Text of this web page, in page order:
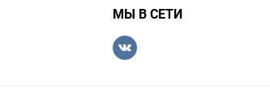
МЫ В СЕТИ